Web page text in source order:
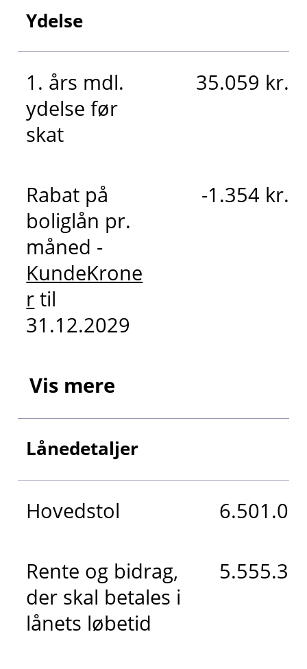
Ydelse
1. års mdl.
ydelse før
skat
35.059 kr.
Rabat på
boliglån pr.
måned -
KundeKrone
r til
31.12.2029
-1.354 kr.
Vis mere
Lånedetaljer
Hovedstol
Rente og bidrag,
der skal betales i
lånets løbetid